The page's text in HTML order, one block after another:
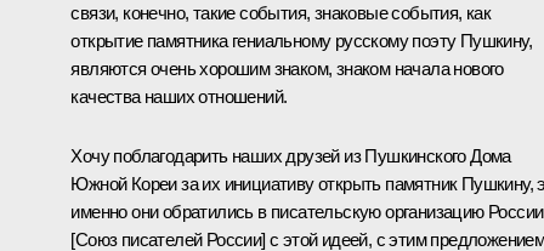
связи, конечно, такие события, знаковые события, как
открытие памятника гениальному русскому поэту Пушкину,
являются очень хорошим знаком, знаком начала нового
качества наших отношений.
Хочу поблагодарить наших друзей из Пушкинского Дома
Южной Кореи за их инициативу открыть памятник Пушкину,
именно они обратились в писательскую организацию России
[Союз писателей России] с этой идеей, с этим